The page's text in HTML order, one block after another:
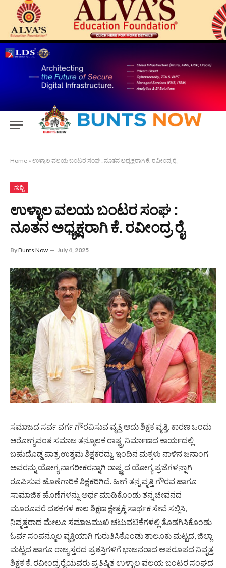
Home » ಉಳ್ಳಾಲ ವಲಯ ಬಂಟರ ಸಂಘ : ನೂತನ ಅಧ್ಯಕ್ಷರಾಗಿ ಕೆ. ರವೀಂದ್ರ ರೈ
ಸುದ್ದಿ
ಉಳ್ಳಾಲ ವಲಯ ಬಂಟರ ಸಂಘ :
ನೂತನ ಅಧ್ಯಕ್ಷರಾಗಿ ಕೆ. ರವೀಂದ್ರ ರೈ
ByBunts Now July 4, 2025
ಸಮಾಜದ ಸರ್ವ ವರ್ಗ ಗೌರವಿಸುವ ವೃತ್ತಿ ಅದು ಶಿಕ್ಷಕ ವೃತ್ತಿ. ಕಾರಣ ಒಂದು
ಆರೋಗ್ಯವಂತ ಸಮಾಜ ತನ್ಮೂಲಕ ರಾಷ್ಟ್ರ ನಿರ್ಮಾಣದ ಕಾರ್ಯದಲ್ಲಿ
ಬಹುದೊಡ್ಡ ಪಾತ್ರ ಉತ್ತಮ ಶಿಕ್ಷಕರದ್ದು. ಇಂದಿನ ಮಕ್ಕಳು ನಾಳಿನ ಜನಾಂಗ
ಅವರನ್ನು ಯೋಗ್ಯ ನಾಗರೀಕರನ್ನಾಗಿ ರಾಷ್ಟ್ರದ ಯೋಗ್ಯ ಪ್ರಜೆಗಳನ್ನಾಗಿ
ರೂಪಿಸುವ ಹೊಣೆಗಾರಿಕೆ ಶಿಕ್ಷಕರಿಗಿದೆ. ಹೀಗೆ ತನ್ನ ವೃತ್ತಿ ಗೌರವ ಹಾಗೂ
ಸಾಮಾಜಿಕ ಹೊಣೆಗಳನ್ನು ಅರ್ಥ ಮಾಡಿಕೊಂಡು ತನ್ನ ಜೀವನದ
ಮೂರೂವರೆ ದಶಕಗಳ ಕಾಲ ಶಿಕ್ಷಣ ಕ್ಷೇತ್ರಕ್ಕೆ ಸಾರ್ಥಕ ಸೇವೆ ಸಲ್ಲಿಸಿ,
ನಿವೃತ್ತರಾದ ಮೇಲೂ ಸಮಾಜಮುಖಿ ಚಟುವಟಿಕೆಗಳಲ್ಲಿ ತೊಡಗಿಸಿಕೊಂಡು
ಓರ್ವ ಸಂಪನ್ಮೂಲ ವ್ಯಕ್ತಿಯಾಗಿ ಗುರುತಿಸಿಕೊಂಡು ತಾಲೂಕು ಮಟ್ಟದ, ಜಿಲ್ಲಾ
ಮಟ್ಟದ ಹಾಗೂ ರಾಜ್ಯಸ್ತರದ ಪ್ರಶಸ್ತಿಗಳಿಗೆ ಭಾಜನರಾದ ಅಪರೂಪದ ನಿವೃತ್ತ
ಶಿಕ್ಷಕ ಕೆ. ರವೀಂದ್ರ ರೈಯವರು ಪ್ರತಿಷ್ಠಿತ ಉಳ್ಳಾಲ ವಲಯ ಬಂಟರ ಸಂಘದ